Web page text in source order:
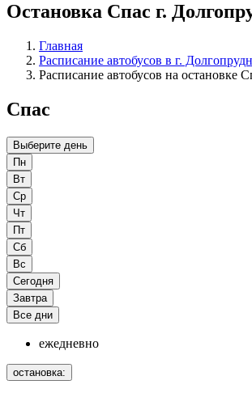
Остановка Спас г.
Главная
Расписание автобусов в г.
Расписание автобусов на остановке
Спас
Выберите день
Пн
Вт
Ср
Чт
Пт
Сб
Вс
Сегодня
Завтра
Все дни
ежедневно
остановка: